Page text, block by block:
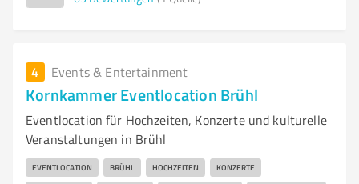
4 Events & Entertainment
Kornkammer Eventlocation Brühl
Eventlocation für Hochzeiten, Konzerte und kulturelle
Veranstaltungen in Brühl
EVENTLOCATION BRÜHL HOCHZEITEN KONZERTE